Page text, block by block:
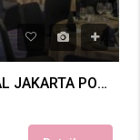
WHITE ROOM AT INTERCONTINENTAL JAKARTA PONDOK INDAH WEDDING 100 PAX